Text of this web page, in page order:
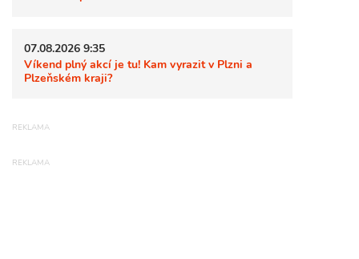
07.08.2026 9:35
Víkend plný akcí je tu! Kam vyrazit v Plzni a
Plzeňském kraji?